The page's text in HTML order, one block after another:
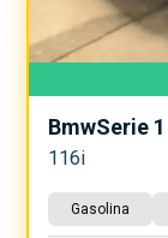
BmwSerie 1
116i
Gasolina